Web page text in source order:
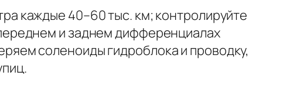
каждые 40–60 тыс. км; контролируйте
и заднем дифференциалах
соленоиды гидроблока и проводку,